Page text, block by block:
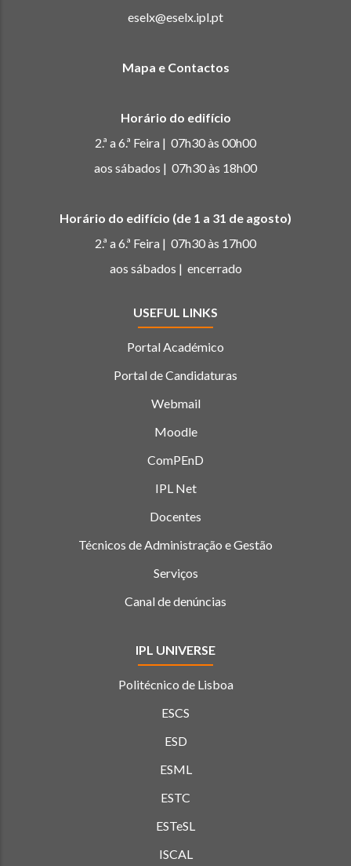
eselx@eselx.ipl.pt
Mapa e Contactos
Horário do edifício
2.ª a 6.ª Feira | 07h30 às 00h00
aos sábados | 07h30 às 18h00
Horário do edifício (de 1 a 31 de agosto)
2.ª a 6.ª Feira | 07h30 às 17h00
aos sábados | encerrado
USEFUL LINKS
Portal Académico
Portal de Candidaturas
Webmail
Moodle
ComPEnD
IPL Net
Docentes
Técnicos de Administração e Gestão
Serviços
Canal de denúncias
IPL UNIVERSE
Politécnico de Lisboa
ESCS
ESD
ESML
ESTC
ESTeSL
ISCAL